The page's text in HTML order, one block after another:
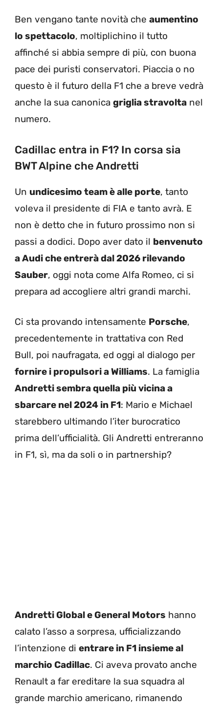
Ben vengano tante novità che aumentino
lo spettacolo, moltiplichino il tutto
affinché si abbia sempre di più, con buona
pace dei puristi conservatori. Piaccia o no
questo è il futuro della F1 che a breve vedrà
anche la sua canonica griglia stravolta nel
numero.
Cadillac entra in F1? In corsa sia
BWT Alpine che Andretti
Un undicesimo team è alle porte, tanto
voleva il presidente di FIA e tanto avrà. E
non è detto che in futuro prossimo non si
passi a dodici. Dopo aver dato il benvenuto
a Audi che entrerà dal 2026 rilevando
Sauber, oggi nota come Alfa Romeo, ci si
prepara ad accogliere altri grandi marchi.
Ci sta provando intensamente Porsche,
precedentemente in trattativa con Red
Bull, poi naufragata, ed oggi al dialogo per
fornire i propulsori a Williams. La famiglia
Andretti sembra quella più vicina a
sbarcare nel 2024 in F1: Mario e Michael
starebbero ultimando l’iter burocratico
prima dell’ufficialità. Gli Andretti entreranno
in F1, sì, ma da soli o in partnership?
Andretti Global e General Motors hanno
calato l’asso a sorpresa, ufficializzando
l’intenzione di entrare in F1 insieme al
marchio Cadillac. Ci aveva provato anche
Renault a far ereditare la sua squadra al
grande marchio americano, rimanendo